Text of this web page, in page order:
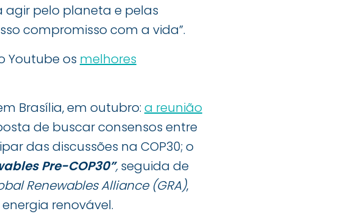
agir pelo planeta e pelas
compromisso com a vida”.
Youtube os melhores
Brasília, em outubro: a reunião
de buscar consensos entre
das discussões na COP30; o
Pre-COP30”,seguida de
Renewables Alliance (GRA),
renovável.